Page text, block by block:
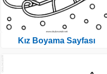
Kız Boyama Sayfası